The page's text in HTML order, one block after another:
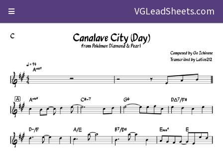
VGLeadSheets.com